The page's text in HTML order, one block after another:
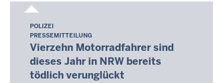
Samstag,
8.
August
2026
-
POLIZEI
PRESSEMITTEILUNG
Vierzehn Motorradfahrer sind
dieses Jahr in NRW bereits
tödlich verunglückt